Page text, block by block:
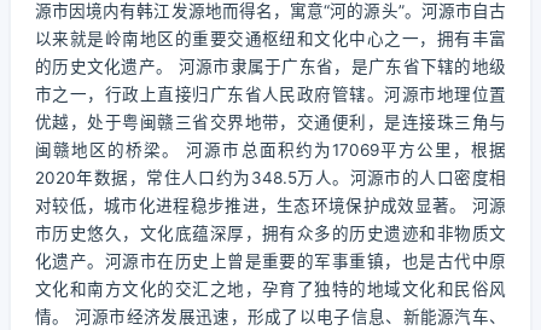
源市因境内有韩江发源地而得名，寓意“河的源头”。河源市自古
以来就是岭南地区的重要交通枢纽和文化中心之一，拥有丰富
的历史文化遗产。 河源市隶属于广东省，是广东省下辖的地级
市之一，行政上直接归广东省人民政府管辖。河源市地理位置
优越，处于粤闽赣三省交界地带，交通便利，是连接珠三角与
闽赣地区的桥梁。 河源市总面积约为17069平方公里，根据
2020年数据，常住人口约为348.5万人。河源市的人口密度相
对较低，城市化进程稳步推进，生态环境保护成效显著。 河源
市历史悠久，文化底蕴深厚，拥有众多的历史遗迹和非物质文
化遗产。河源市在历史上曾是重要的军事重镇，也是古代中原
文化和南方文化的交汇之地，孕育了独特的地域文化和民俗风
情。 河源市经济发展迅速，形成了以电子信息、新能源汽车、